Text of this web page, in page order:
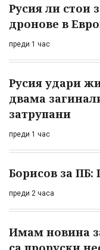
Русия ли стои
дронове в
преди 1 час
Русия удари
двама
затрупани
преди 1 час
Борисов за
преди 2 часа
Имам новина